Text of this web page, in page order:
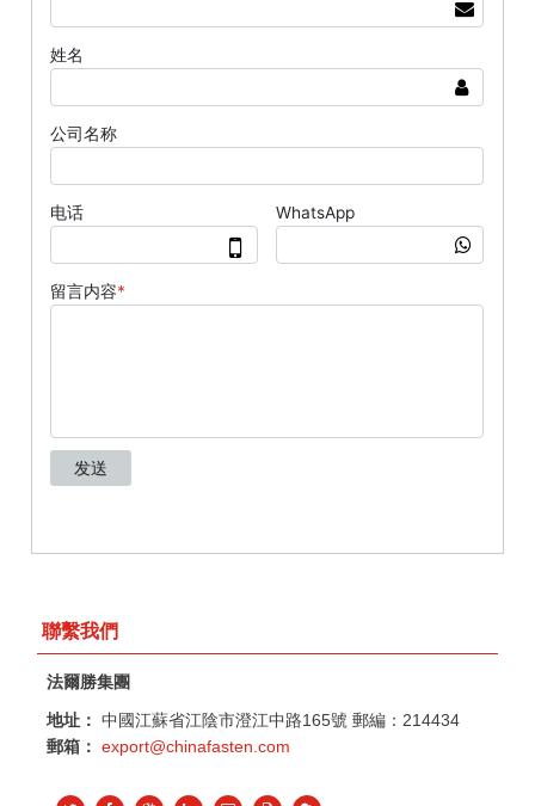
聯繫我們
法爾勝集團
地址： 中國江蘇省江陰市澄江中路165號 郵編：214434
郵箱： export@chinafasten.com